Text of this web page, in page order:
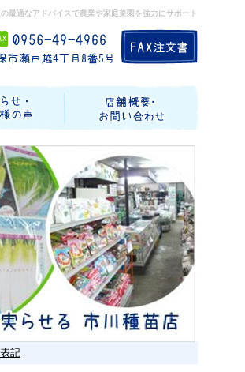
最適なアドバイスで農業や家庭菜園を強力にサポート
記